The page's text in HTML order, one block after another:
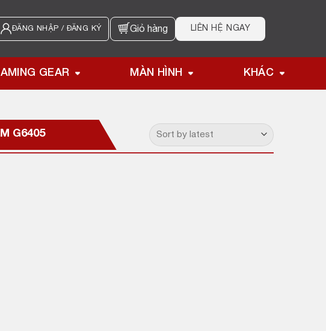
ĐĂNG NHẬP / ĐĂNG KÝ Giỏ hàng LIÊN HỆ NGAY
GEAR MÀN HÌNH KHÁC
G6405